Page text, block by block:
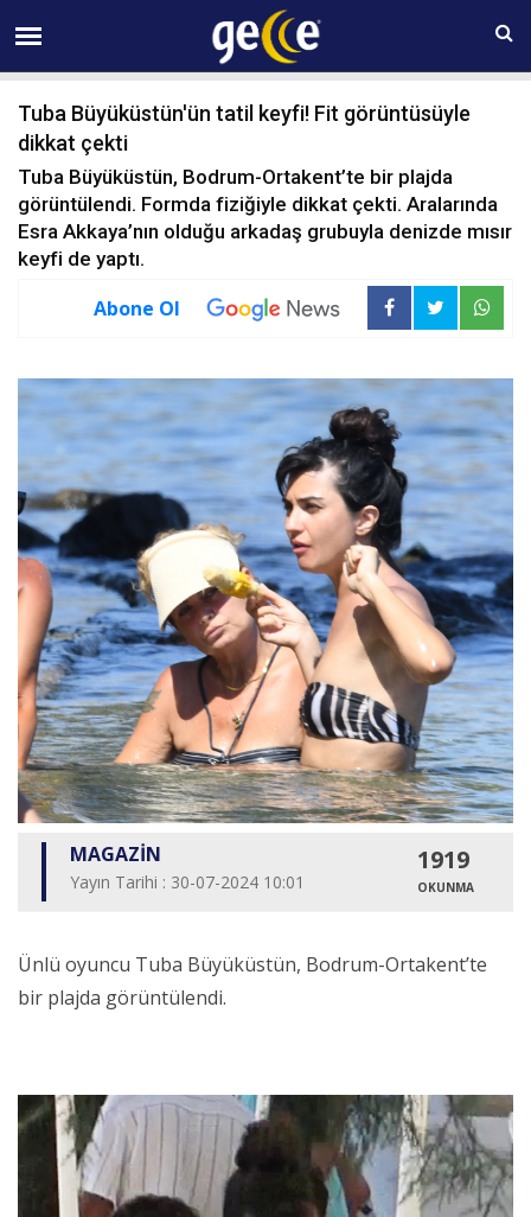
06 AĞUSTOS Perşembe 01:47
Tuba Büyüküstün'ün tatil keyfi! Fit görüntüsüyle
dikkat çekti
Tuba Büyüküstün, Bodrum-Ortakent’te bir plajda
görüntülendi. Formda fiziğiyle dikkat çekti. Aralarında
Esra Akkaya’nın olduğu arkadaş grubuyla denizde mısır
keyfi de yaptı.
Abone Ol
MAGAZİN
Yayın Tarihi : 30-07-2024 10:01
1919
OKUNMA
Ünlü oyuncu Tuba Büyüküstün, Bodrum-Ortakent’te
bir plajda görüntülendi.